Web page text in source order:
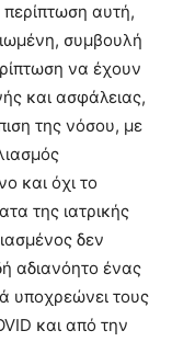
περίπτωση αυτή,
συμβουλή
να έχουν
και ασφάλειας,
της νόσου, με
και όχι το
της ιατρικής
δεν
αδιανόητο ένας
υποχρεώνει τους
και από την